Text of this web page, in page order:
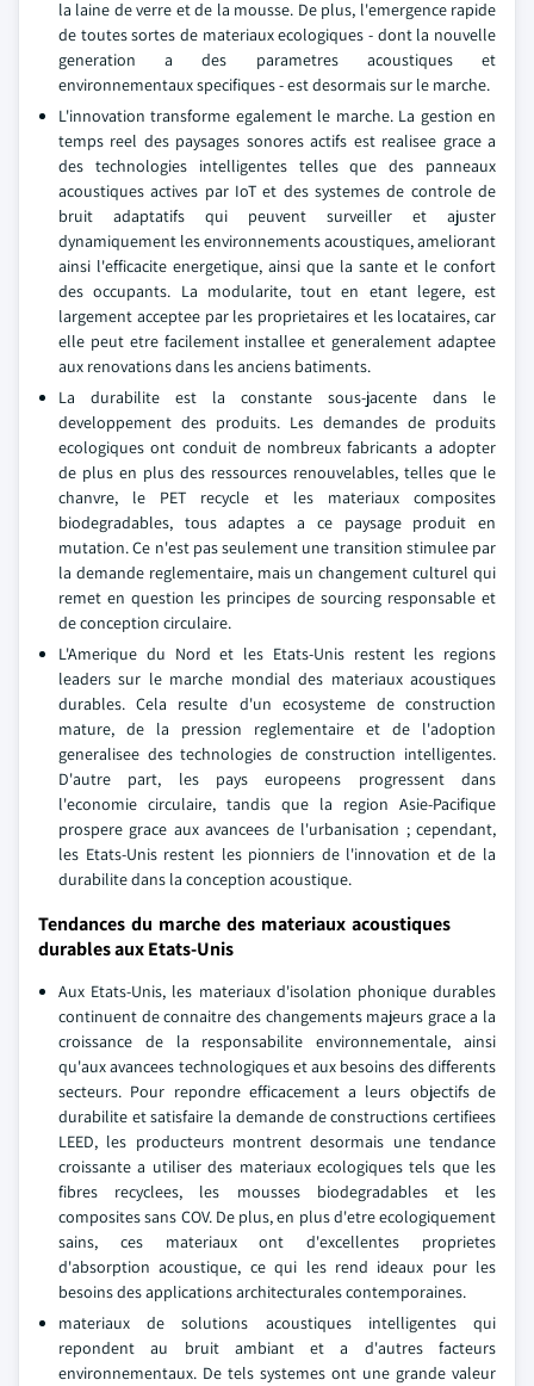
la laine de verre et de la mousse. De plus, l'emergence rapide
de toutes sortes de materiaux ecologiques - dont la nouvelle
generation a des parametres acoustiques et
environnementaux specifiques - est desormais sur le marche.
L'innovation transforme egalement le marche. La gestion en
temps reel des paysages sonores actifs est realisee grace a
des technologies intelligentes telles que des panneaux
acoustiques actives par IoT et des systemes de controle de
bruit adaptatifs qui peuvent surveiller et ajuster
dynamiquement les environnements acoustiques, ameliorant
ainsi l'efficacite energetique, ainsi que la sante et le confort
des occupants. La modularite, tout en etant legere, est
largement acceptee par les proprietaires et les locataires, car
elle peut etre facilement installee et generalement adaptee
aux renovations dans les anciens batiments.
La durabilite est la constante sous-jacente dans le
developpement des produits. Les demandes de produits
ecologiques ont conduit de nombreux fabricants a adopter
de plus en plus des ressources renouvelables, telles que le
chanvre, le PET recycle et les materiaux composites
biodegradables, tous adaptes a ce paysage produit en
mutation. Ce n'est pas seulement une transition stimulee par
la demande reglementaire, mais un changement culturel qui
remet en question les principes de sourcing responsable et
de conception circulaire.
L'Amerique du Nord et les Etats-Unis restent les regions
leaders sur le marche mondial des materiaux acoustiques
durables. Cela resulte d'un ecosysteme de construction
mature, de la pression reglementaire et de l'adoption
generalisee des technologies de construction intelligentes.
D'autre part, les pays europeens progressent dans
l'economie circulaire, tandis que la region Asie-Pacifique
prospere grace aux avancees de l'urbanisation ; cependant,
les Etats-Unis restent les pionniers de l'innovation et de la
durabilite dans la conception acoustique.
Tendances du marche des materiaux acoustiques
durables aux Etats-Unis
Aux Etats-Unis, les materiaux d'isolation phonique durables
continuent de connaitre des changements majeurs grace a la
croissance de la responsabilite environnementale, ainsi
qu'aux avancees technologiques et aux besoins des differents
secteurs. Pour repondre efficacement a leurs objectifs de
durabilite et satisfaire la demande de constructions certifiees
LEED, les producteurs montrent desormais une tendance
croissante a utiliser des materiaux ecologiques tels que les
fibres recyclees, les mousses biodegradables et les
composites sans COV. De plus, en plus d'etre ecologiquement
sains, ces materiaux ont d'excellentes proprietes
d'absorption acoustique, ce qui les rend ideaux pour les
besoins des applications architecturales contemporaines.
materiaux de solutions acoustiques intelligentes qui
repondent au bruit ambiant et a d'autres facteurs
environnementaux. De tels systemes ont une grande valeur